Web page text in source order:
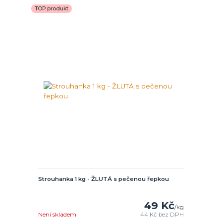
TOP produkt
Strouhanka 1 kg - ŽLUTÁ s pečenou řepkou
49 Kč/kg
44 Kč bez DPH
Není skladem